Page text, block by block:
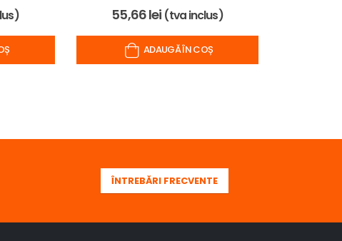
0 out of 5
55,66lei (tva inclus)
ADAUGĂ ÎN COȘ
ÎNTREBĂRI FRECVENTE